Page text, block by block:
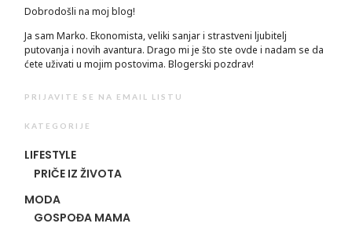
Dobrodošli na moj blog!
Ja sam Marko. Ekonomista, veliki sanjar i strastveni ljubitelj
putovanja i novih avantura. Drago mi je što ste ovde i nadam se da
ćete uživati u mojim postovima. Blogerski pozdrav!
PRIJAVITE SE NA EMAIL LISTU
KATEGORIJE
LIFESTYLE
PRIČE IZ ŽIVOTA
MODA
GOSPOĐA MAMA